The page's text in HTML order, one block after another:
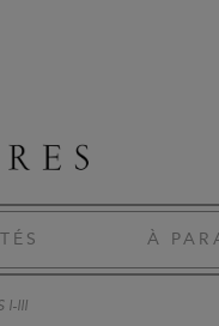
À
I-III